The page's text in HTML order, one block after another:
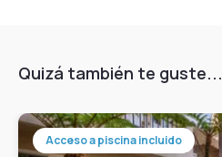
Quizá también te guste...
Acceso a piscina incluido